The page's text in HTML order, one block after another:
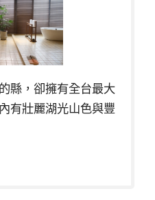
縣，卻擁有全台最大
有壯麗湖光山色與豐